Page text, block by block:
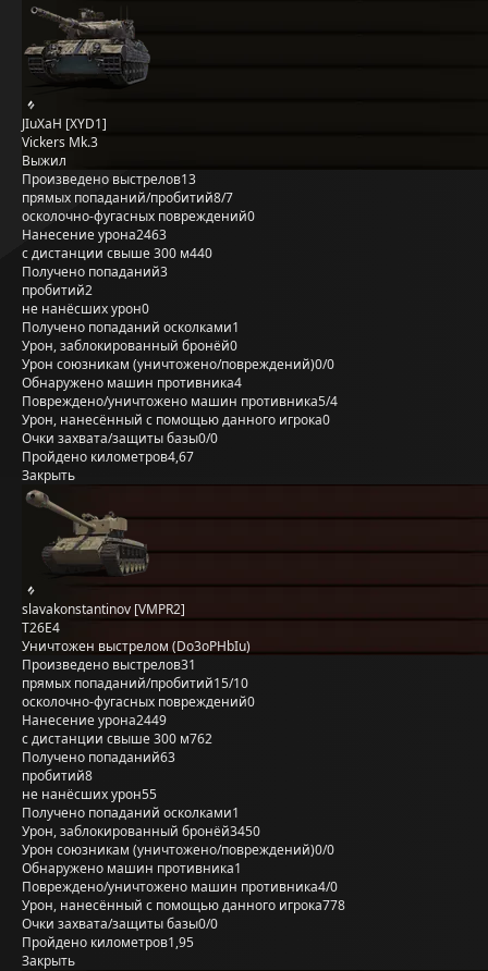
JIuXaH [XYD1]
Vickers Mk.3
Выжил
Произведено выстрелов13
прямых попаданий/пробитий8/7
осколочно-фугасных повреждений0
Нанесение урона2463
с дистанции свыше 300 м440
Получено попаданий3
пробитий2
не нанёсших урон0
Получено попаданий осколками1
Урон, заблокированный бронёй0
Урон союзникам (уничтожено/повреждений)0/0
Обнаружено машин противника4
Повреждено/уничтожено машин противника5/4
Урон, нанесённый с помощью данного игрока0
Очки захвата/защиты базы0/0
Пройдено километров4,67
Закрыть
slavakonstantinov [VMPR2]
T26E4
Уничтожен выстрелом (Do3oPHbIu)
Произведено выстрелов31
прямых попаданий/пробитий15/10
осколочно-фугасных повреждений0
Нанесение урона2449
с дистанции свыше 300 м762
Получено попаданий63
пробитий8
не нанёсших урон55
Получено попаданий осколками1
Урон, заблокированный бронёй3450
Урон союзникам (уничтожено/повреждений)0/0
Обнаружено машин противника1
Повреждено/уничтожено машин противника4/0
Урон, нанесённый с помощью данного игрока778
Очки захвата/защиты базы0/0
Пройдено километров1,95
Закрыть